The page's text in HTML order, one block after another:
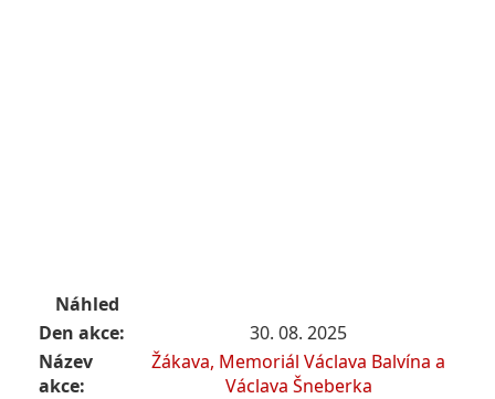
Náhled
Den akce:
30. 08. 2025
Název
akce:
Žákava, Memoriál Václava Balvína a
Václava Šneberka